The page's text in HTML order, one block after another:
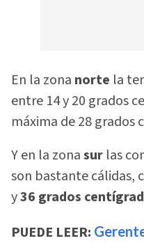
En la zona norte la
entre 14 y 20 grados
máxima de 28 grados
Y en la zonasur las
son bastante cálidas,
y36 grados
PUEDE LEER: